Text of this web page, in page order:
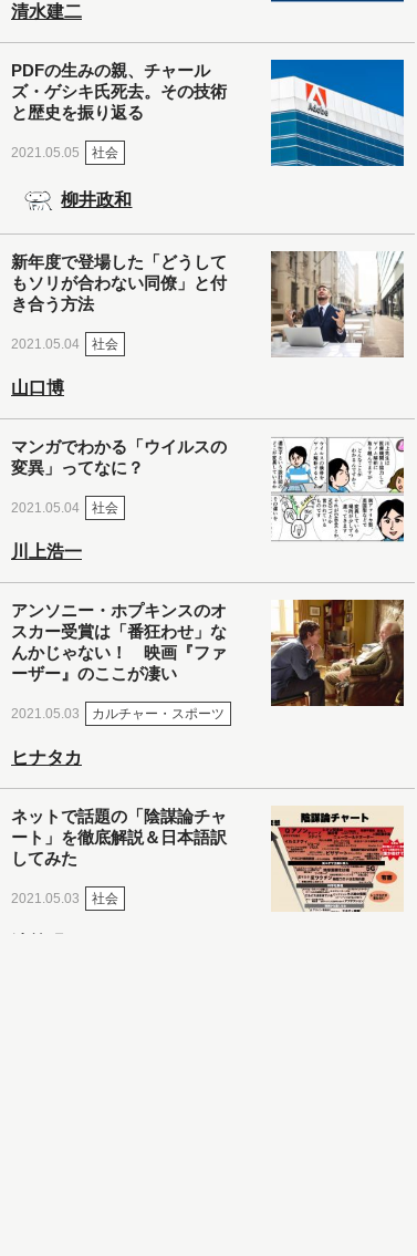
清水建二
PDFの生みの親、チャール
ズ・ゲシキ氏死去。その技術
と歴史を振り返る
2021.05.05 社会
柳井政和
新年度で登場した「どうして
もソリが合わない同僚」と付
き合う方法
2021.05.04 社会
山口博
マンガでわかる「ウイルスの
変異」ってなに？
2021.05.04 社会
川上浩一
アンソニー・ホプキンスのオ
スカー受賞は「番狂わせ」な
んかじゃない！ 映画『ファ
ーザー』のここが凄い
2021.05.03 カルチャー・スポーツ
ヒナタカ
ネットで話題の「陰謀論チャ
ート」を徹底解説＆日本語訳
してみた
2021.05.03 社会